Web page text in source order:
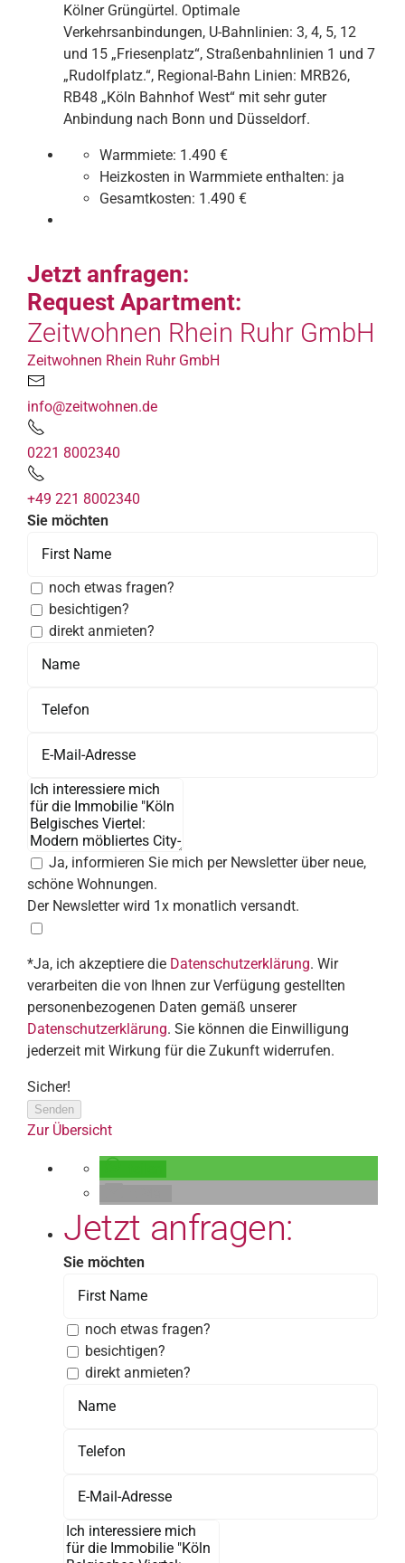
Kölner Grüngürtel. Optimale
Verkehrsanbindungen, U-Bahnlinien: 3, 4, 5, 12
und 15 „Friesenplatz“, Straßenbahnlinien 1 und 7
„Rudolfplatz.“, Regional-Bahn Linien: MRB26,
RB48 „Köln Bahnhof West“ mit sehr guter
Anbindung nach Bonn und Düsseldorf.
Warmmiete: 1.490 €
Heizkosten in Warmmiete enthalten: ja
Gesamtkosten: 1.490 €
Jetzt anfragen:
Request Apartment:
Zeitwohnen Rhein Ruhr GmbH
Zeitwohnen Rhein Ruhr GmbH
info@zeitwohnen.de
0221 8002340
+49 221 8002340
Sie möchten
noch etwas fragen?
besichtigen?
direkt anmieten?
Ja, informieren Sie mich per Newsletter über neue,
schöne Wohnungen.
Der Newsletter wird 1x monatlich versandt.
*Ja, ich akzeptiere die Datenschutzerklärung. Wir
verarbeiten die von Ihnen zur Verfügung gestellten
personenbezogenen Daten gemäß unserer
Datenschutzerklärung. Sie können die Einwilligung
jederzeit mit Wirkung für die Zukunft widerrufen.
Sicher!
Senden
Zur Übersicht
Jetzt anfragen:
Sie möchten
noch etwas fragen?
besichtigen?
direkt anmieten?